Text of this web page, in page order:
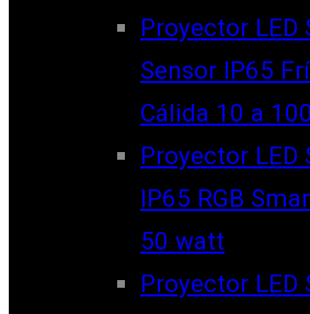
Proyector LED
Sensor IP65
Cálida 10 a
Proyector LED
IP65 RGB
50 watt
Proyector LED